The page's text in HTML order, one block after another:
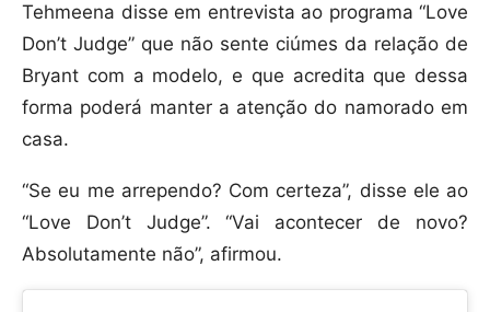
Tehmeena disse em entrevista ao programa “Love
Don’t Judge” que não sente ciúmes da relação de
Bryant com a modelo, e que acredita que dessa
forma poderá manter a atenção do namorado em
casa.
“Se eu me arrependo? Com certeza”, disse ele ao
“Love Don’t Judge”. “Vai acontecer de novo?
Absolutamente não”, afirmou.